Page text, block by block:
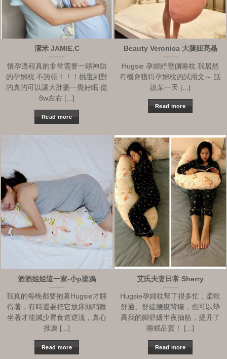
潔米 JAMIE.C
懷孕過程真的非常需要一顆神助
的孕婦枕 不誇張！！！挑選到對
的真的可以讓大肚婆一覺好眠 從
8w左右 [...]
Read more
Beauty Veronica 大腿妞亮晶
Hugsie 孕婦紓壓側睡枕 我居然
有機會獲得孕婦枕的試用文～ 話
說某一天 [...]
Read more
酒酒姐姐這一家-小p塗鴉
我真的每晚都要抱著Hugsie才睡
得著，有時還要把它放床頭稍微
坐著才能減少胃食道逆流，真心
推薦 [...]
Read more
艾氏夫妻日常 Sherry
Hugsie孕婦枕幫了很多忙，柔軟
舒適、舒緩腰痠背痛，也可以墊
高我的腳舒緩半夜抽筋，提升了
睡眠品質！ [...]
Read more